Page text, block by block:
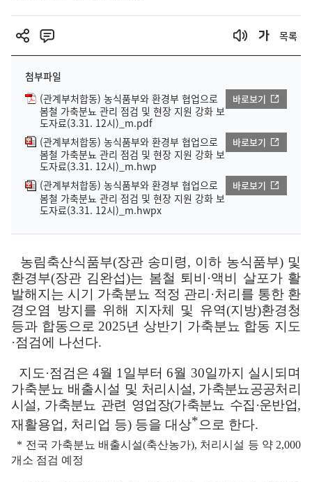
목록
첨부파일
(관계부처합동) 농식품부와 환경부 협업으로
봄철 가축분뇨 관리 점검 및 현장 지원 강화 보
도자료(3.31. 12시)_m.pdf
바로보기
(관계부처합동) 농식품부와 환경부 협업으로
봄철 가축분뇨 관리 점검 및 현장 지원 강화 보
도자료(3.31. 12시)_m.hwp
바로보기
(관계부처합동) 농식품부와 환경부 협업으로
봄철 가축분뇨 관리 점검 및 현장 지원 강화 보
도자료(3.31. 12시)_m.hwpx
바로보기
농림축산식품부(장관 송미령, 이하 농식품부) 및
환경부(장관 김완섭)는 봄철 퇴비 ·액비 살포가 활
발해지는 시기 가축분뇨 적정 관리 ·처리를 통한 환
경오염 방지를 위해 지자체 및 유역(지방)환경청
등과 합동으로 2025년 상반기 가축분뇨 합동 지도
·점검에 나선다.
지도 ·점검은 4월 1 일부터6월 30일까지 실시되며
가축분뇨 배출시설 및 처리시설, 가축분뇨공공처리
시설, 가축분뇨 관련 영업장(가축분뇨 수집 ·운반업,
재활용업, 처리업 등) 등을 대상*으로 한다.
* 전국 가축분뇨 배출시설(축산농가), 처리시설 등 약 2,000
개소 점검 예정